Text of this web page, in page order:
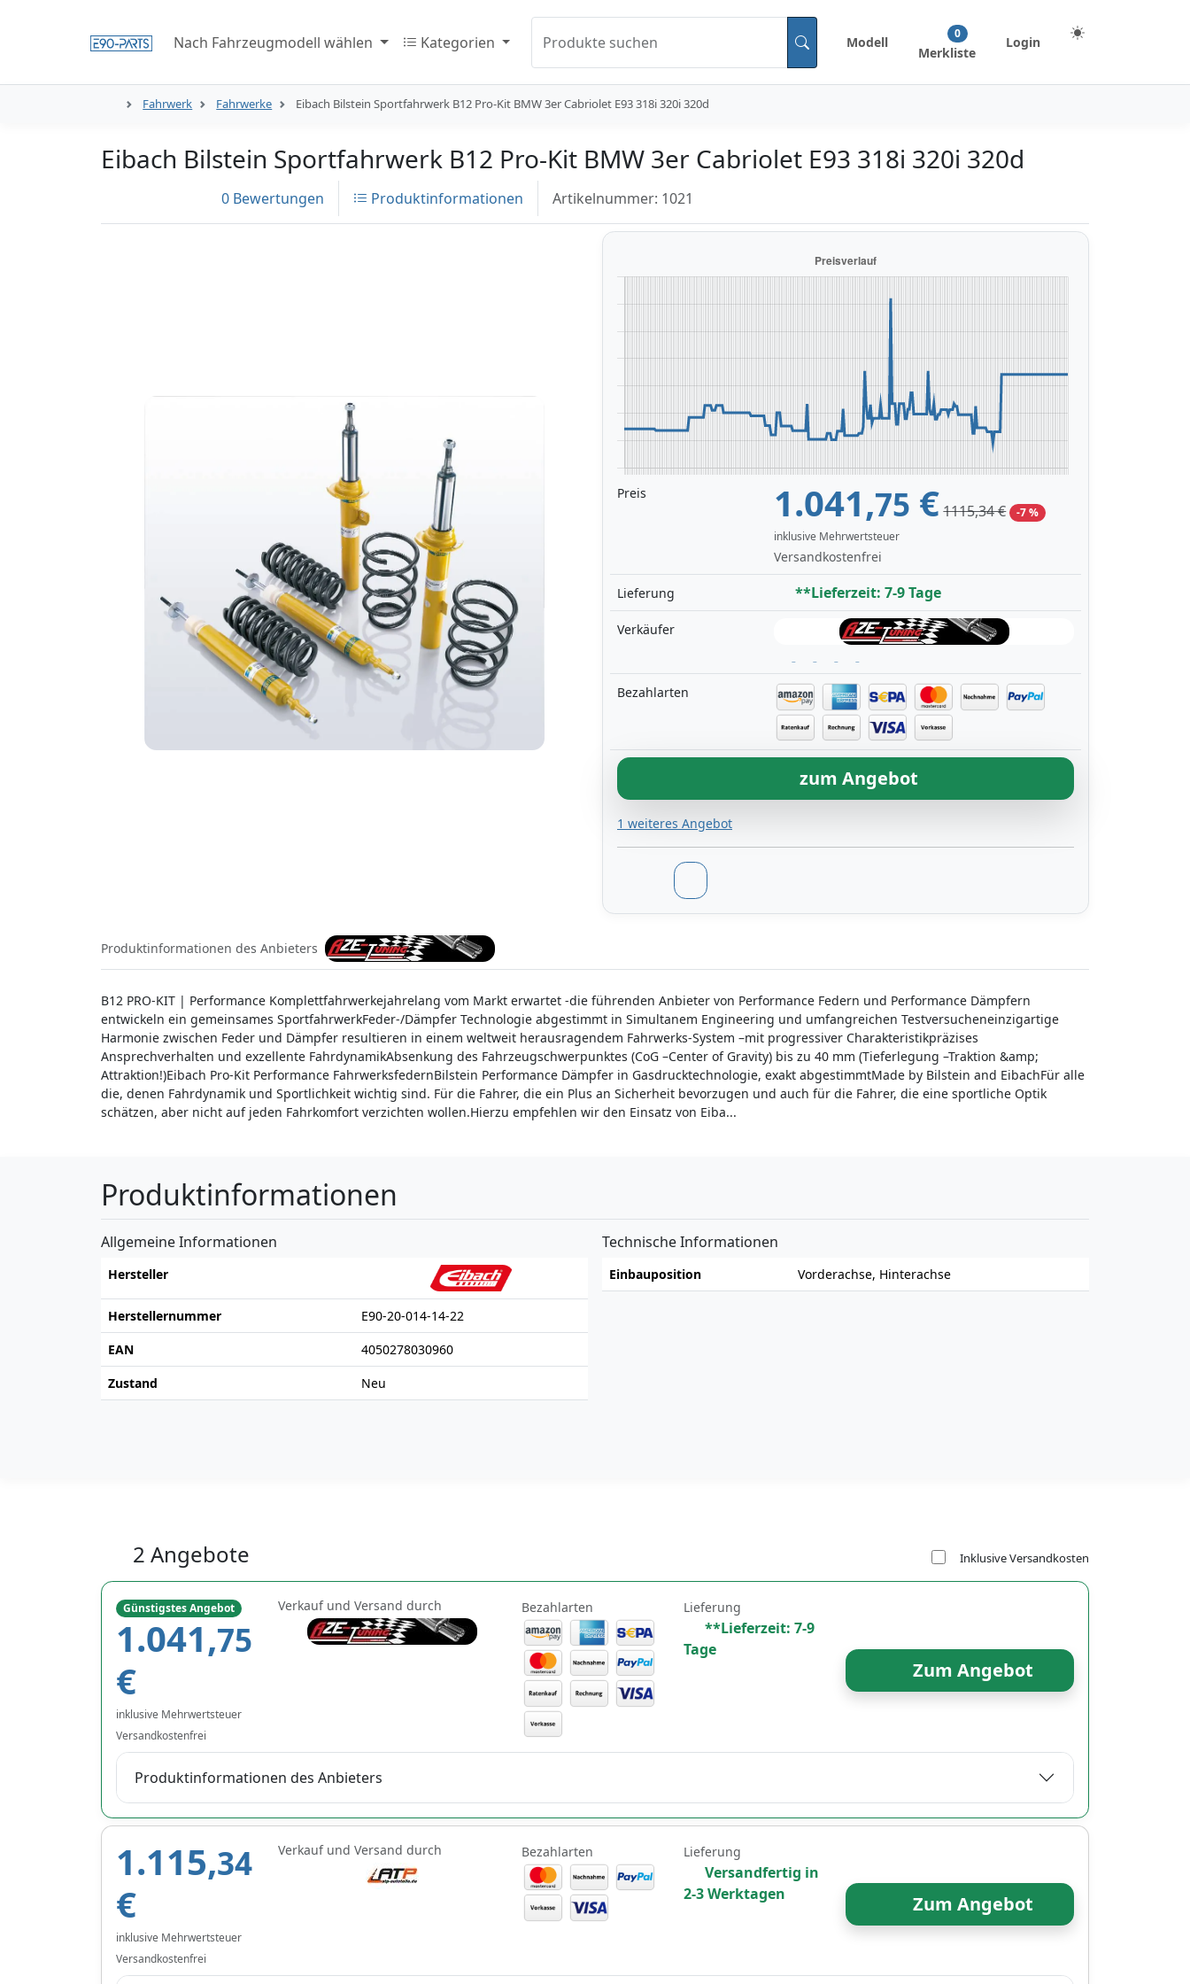
Modell
0
Merkliste
Login
Nach Fahrzeugmodell wählen Kategorien Produkte suchen
Fahrwerk Fahrwerke Eibach Bilstein Sportfahrwerk B12 Pro-Kit BMW 3er Cabriolet E93 318i 320i 320d
Eibach Bilstein Sportfahrwerk B12 Pro-Kit BMW 3er Cabriolet E93 318i 320i 320d
0 Bewertungen Produktinformationen Artikelnummer: 1021
Preis 1.041,75 €1115,34 €
-7 %
inklusive Mehrwertsteuer
Versandkostenfrei
Lieferung **Lieferzeit: 7-9 Tage
Verkäufer
Bezahlarten
zum Angebot
1 weiteres Angebot
Produktinformationen des Anbieters
B12 PRO-KIT | Performance Komplettfahrwerkejahrelang vom Markt erwartet -die führenden Anbieter von Performance Federn und Performance Dämpfern
entwickeln ein gemeinsames SportfahrwerkFeder-/Dämpfer Technologie abgestimmt in Simultanem Engineering und umfangreichen Testversucheneinzigartige
Harmonie zwischen Feder und Dämpfer resultieren in einem weltweit herausragendem Fahrwerks-System –mit progressiver Charakteristikpräzises
Ansprechverhalten und exzellente FahrdynamikAbsenkung des Fahrzeugschwerpunktes (CoG –Center of Gravity) bis zu 40 mm (Tieferlegung –Traktion &amp;
Attraktion!)Eibach Pro-Kit Performance FahrwerksfedernBilstein Performance Dämpfer in Gasdrucktechnologie, exakt abgestimmtMade by Bilstein and EibachFür alle
die, denen Fahrdynamik und Sportlichkeit wichtig sind. Für die Fahrer, die ein Plus an Sicherheit bevorzugen und auch für die Fahrer, die eine sportliche Optik
schätzen, aber nicht auf jeden Fahrkomfort verzichten wollen.Hierzu empfehlen wir den Einsatz von Eiba...
Produktinformationen
Allgemeine Informationen
Hersteller
Herstellernummer
E90-20-014-14-22
EAN
4050278030960
Zustand
Neu
Technische Informationen
Einbauposition Vorderachse, Hinterachse
2 Angebote Inklusive Versandkosten
Günstigstes Angebot
1.041,75
€
inklusive Mehrwertsteuer
Versandkostenfrei
Verkauf und Versand durch Bezahlarten Lieferung
**Lieferzeit: 7-9
Tage
Zum Angebot
Produktinformationen des Anbieters
1.115,34
€
inklusive Mehrwertsteuer
Versandkostenfrei
Verkauf und Versand durch Bezahlarten Lieferung
Versandfertig in
2-3 Werktagen
Zum Angebot